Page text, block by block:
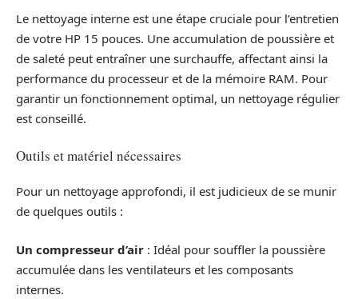
Le nettoyage interne est une étape cruciale pour l’entretien
de votre HP 15 pouces. Une accumulation de poussière et
de saleté peut entraîner une surchauffe, affectant ainsi la
performance du processeur et de la mémoire RAM. Pour
garantir un fonctionnement optimal, un nettoyage régulier
est conseillé.
Outils et matériel nécessaires
Pour un nettoyage approfondi, il est judicieux de se munir
de quelques outils :
Un compresseur d’air : Idéal pour souffler la poussière
accumulée dans les ventilateurs et les composants
internes.